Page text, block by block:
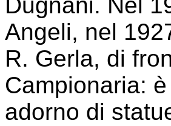
Dugnani. Nel
Angeli, nel
R. Gerla, di
Campionaria:
adorno di